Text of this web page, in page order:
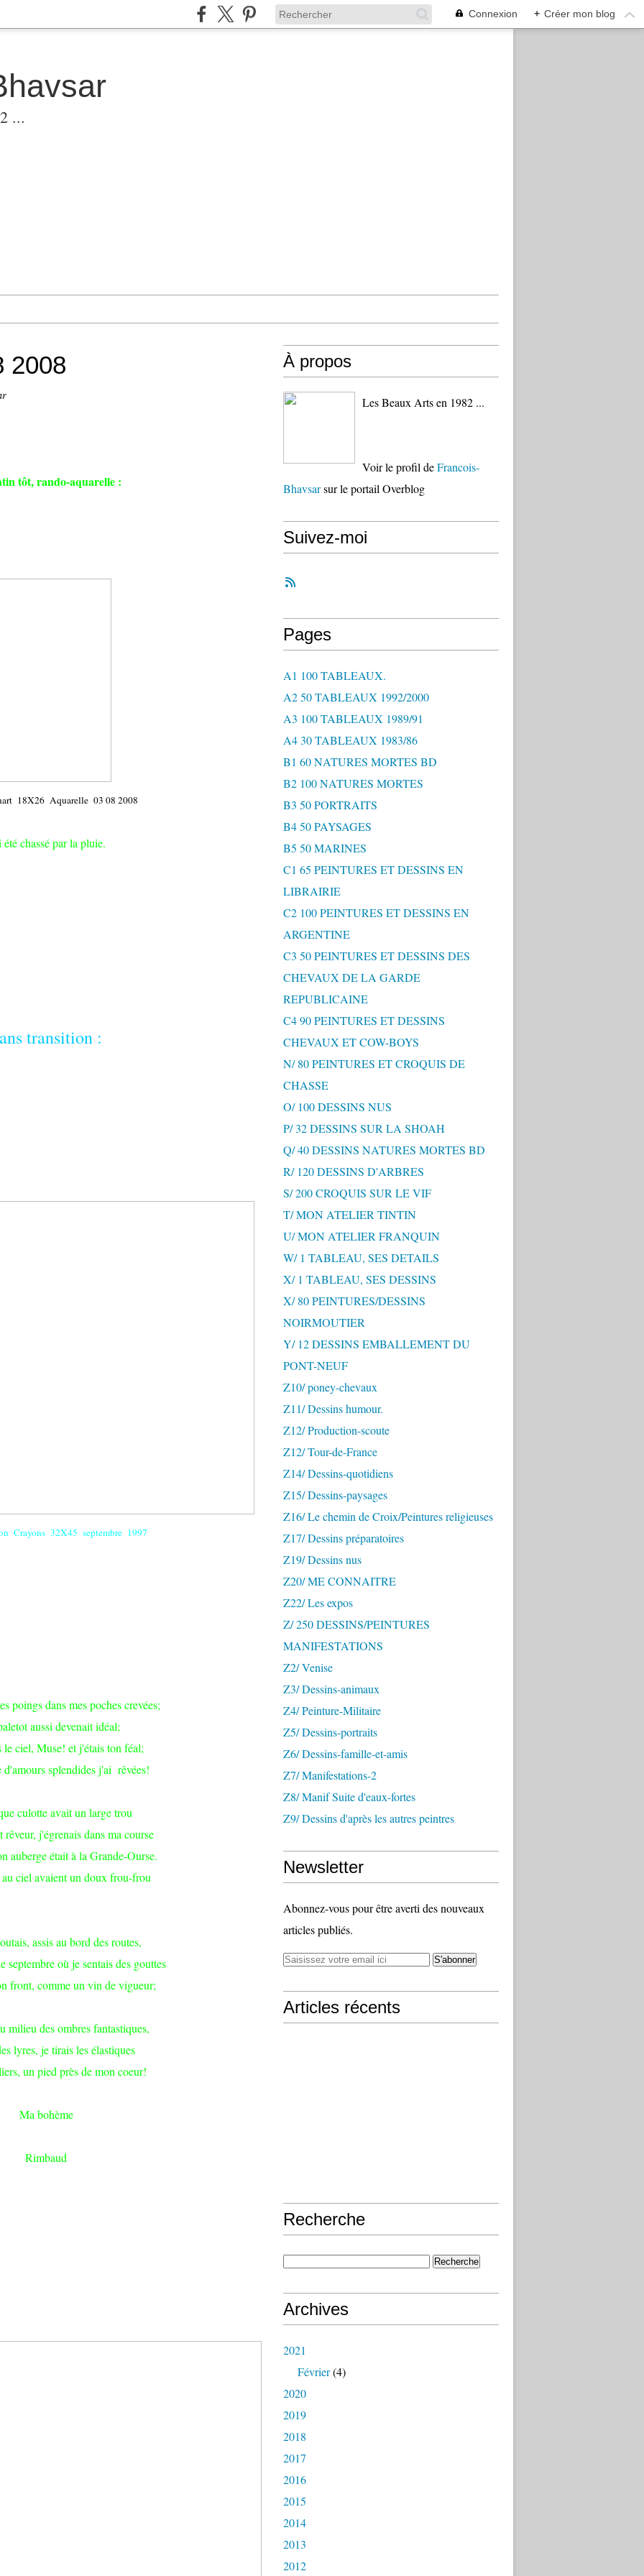
Connexion + Créer mon blog
...
2008
tôt, rando-aquarelle :
18X26 Aquarelle 03 08 2008
été chassé par la pluie.
transition :
Crayons 32X45 septembre 1997
poings dans mes poches crevées;
aussi devenait idéal;
le ciel, Muse! et j'étais ton féal;
splendides j'ai rêvées!
culotte avait un large trou
j'égrenais dans ma course
auberge était à la Grande-Ourse.
ciel avaient un doux frou-frou
assis au bord des routes,
septembre où je sentais des gouttes
front, comme un vin de vigueur;
milieu des ombres fantastiques,
lyres, je tirais les élastiques
un pied près de mon coeur!
Ma bohème
Rimbaud
À propos
Les Beaux Arts en 1982 ...
Voir le profil deFrancois-
Bhavsarsur le portail Overblog
Suivez-moi
Pages
A1 100 TABLEAUX.
A2 50 TABLEAUX 1992/2000
A3 100 TABLEAUX 1989/91
A4 30 TABLEAUX 1983/86
B1 60 NATURES MORTES BD
B2 100 NATURES MORTES
B3 50 PORTRAITS
B4 50 PAYSAGES
B5 50 MARINES
C1 65 PEINTURES ET DESSINS EN
LIBRAIRIE
C2 100 PEINTURES ET DESSINS EN
ARGENTINE
C3 50 PEINTURES ET DESSINS DES
CHEVAUX DE LA GARDE
REPUBLICAINE
C4 90 PEINTURES ET DESSINS
CHEVAUX ET COW-BOYS
N/ 80 PEINTURES ET CROQUIS DE
CHASSE
O/ 100 DESSINS NUS
P/ 32 DESSINS SUR LA SHOAH
Q/ 40 DESSINS NATURES MORTES BD
R/ 120 DESSINS D'ARBRES
S/ 200 CROQUIS SUR LE VIF
T/ MON ATELIER TINTIN
U/ MON ATELIER FRANQUIN
W/ 1 TABLEAU, SES DETAILS
X/ 1 TABLEAU, SES DESSINS
X/ 80 PEINTURES/DESSINS
NOIRMOUTIER
Y/ 12 DESSINS EMBALLEMENT DU
PONT-NEUF
Z10/ poney-chevaux
Z11/ Dessins humour.
Z12/ Production-scoute
Z12/ Tour-de-France
Z14/ Dessins-quotidiens
Z15/ Dessins-paysages
Z16/ Le chemin de Croix/Peintures religieuses
Z17/ Dessins préparatoires
Z19/ Dessins nus
Z20/ ME CONNAITRE
Z22/ Les expos
Z/ 250 DESSINS/PEINTURES
MANIFESTATIONS
Z2/ Venise
Z3/ Dessins-animaux
Z4/ Peinture-Militaire
Z5/ Dessins-portraits
Z6/ Dessins-famille-et-amis
Z7/ Manifestations-2
Z8/ Manif Suite d'eaux-fortes
Z9/ Dessins d'après les autres peintres
Newsletter
Abonnez-vous pour être averti des nouveaux
articles publiés.
Articles récents
Recherche
Archives
2021
Février(4)
2020
2019
2018
2017
2016
2015
2014
2013
2012